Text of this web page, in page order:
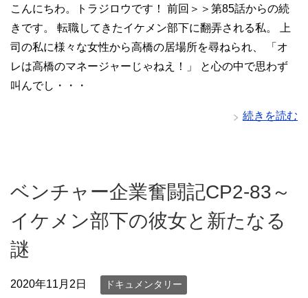
こんにちわ。トラジロウです！ 前回＞＞第85話からの続
きです。 転職してきたイケメン部下に翻弄される私。 上
司の私に様々な女性から高橋の居場所を尋ねられ、 「オ
レは高橋のマネージャーじゃねえ！」 と心の中で思わず
叫んでし・・・
続きを読む
ベンチャー企業奮闘記CP2-83～
イケメン部下の彼女と新たなる
謎
2020年11月2日 ドキュメンタリー